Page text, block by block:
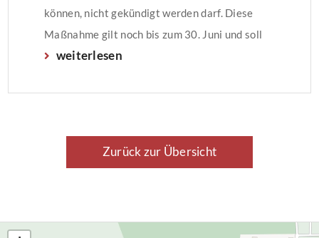
können, nicht gekündigt werden darf. Diese
Maßnahme gilt noch bis zum 30. Juni und soll
offenbar nicht verlängert werden.Kurzfristige
weiterlesen
Zurück zur Übersicht